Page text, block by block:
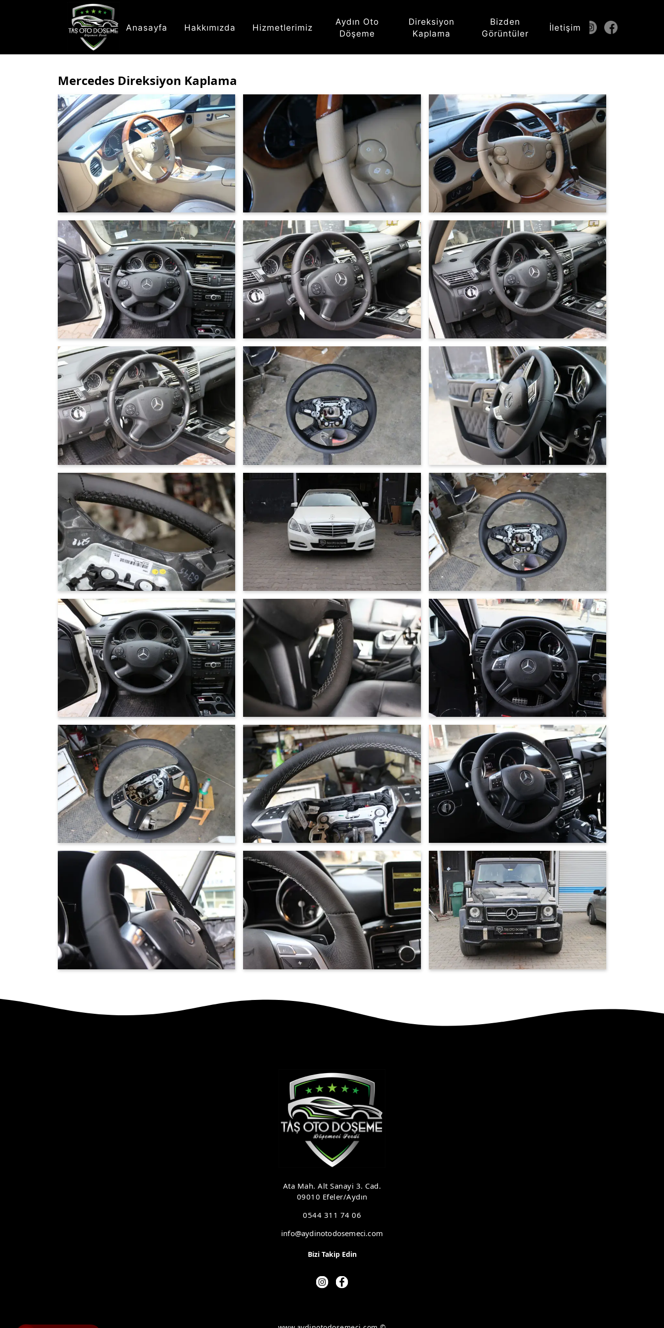
Mercedes Direksiyon Kaplama
Anasayfa Hakkımızda Hizmetlerimiz
Aydın Oto
Döşeme
Direksiyon
Kaplama
Bizden
Görüntüler
İletişim
Ata Mah. Alt Sanayi 3. Cad.
09010 Efeler/Aydın
0544 311 74 06
info@aydinotodosemeci.com
Bizi Takip Edin